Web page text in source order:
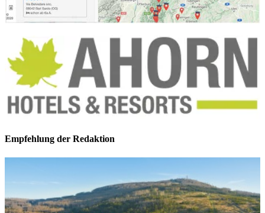
Empfehlung der Redaktion